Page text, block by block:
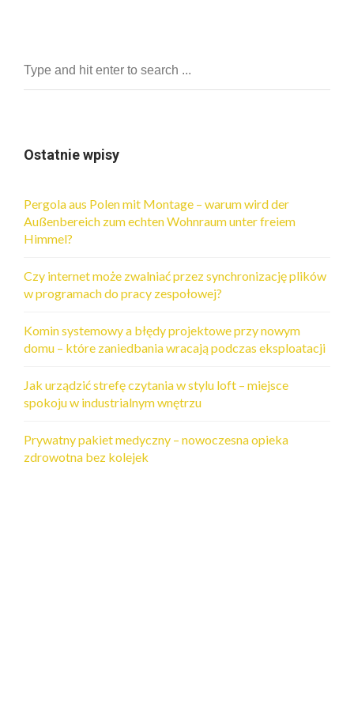
Ostatnie wpisy
Pergola aus Polen mit Montage – warum wird der
Außenbereich zum echten Wohnraum unter freiem
Himmel?
Czy internet może zwalniać przez synchronizację plików
w programach do pracy zespołowej?
Komin systemowy a błędy projektowe przy nowym
domu – które zaniedbania wracają podczas eksploatacji
Jak urządzić strefę czytania w stylu loft – miejsce
spokoju w industrialnym wnętrzu
Prywatny pakiet medyczny – nowoczesna opieka
zdrowotna bez kolejek